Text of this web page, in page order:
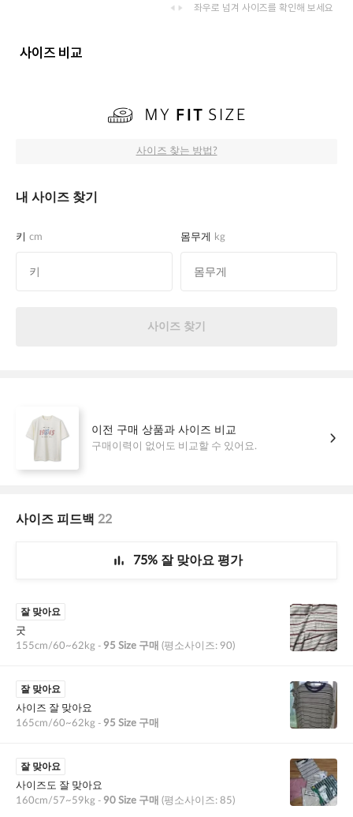
좌우로 넘겨 사이즈를 확인해 보세요
사이즈 비교